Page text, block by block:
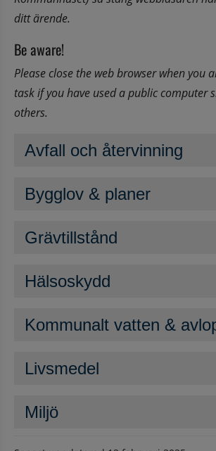
ditt ärende.
Be aware!
Please close the web browser when you
task if you have used a public computer
others.
Avfall och återvinning
Bygglov & planer
Grävtillstånd
Hälsoskydd
Kommunalt vatten &
Livsmedel
Miljö